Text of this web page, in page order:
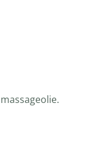
&